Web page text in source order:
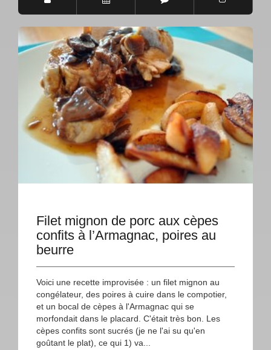
Filet mignon de porc aux cèpes
confits à l’Armagnac, poires au
beurre
Voici une recette improvisée : un filet mignon au
congélateur, des poires à cuire dans le compotier,
et un bocal de cèpes à l'Armagnac qui se
morfondait dans le placard. C'était très bon. Les
cèpes confits sont sucrés (je ne l'ai su qu'en
goûtant le plat), ce qui 1) va...